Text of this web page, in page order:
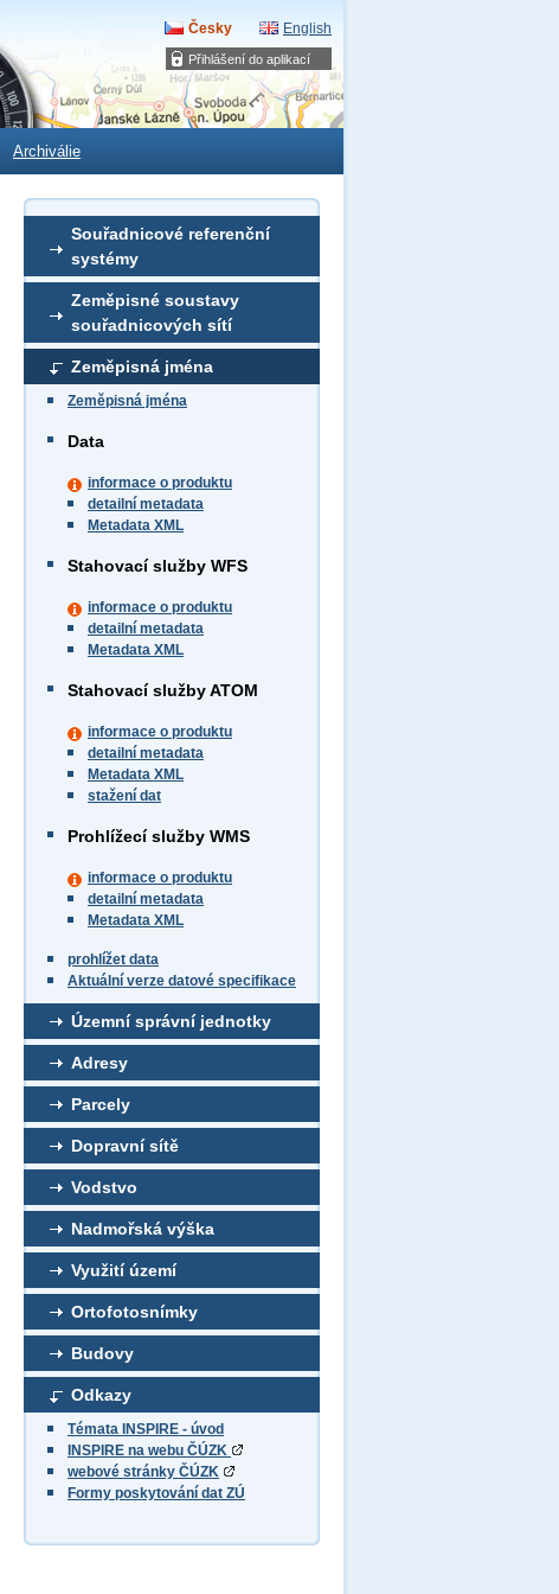
Přihlášení do aplikací
Česky English
Archiválie
Souřadnicové referenční
systémy
Zeměpisné soustavy
souřadnicových sítí
Zeměpisná jména
Zeměpisná jména
Data
informace o produktu
detailní metadata
Metadata XML
Stahovací služby WFS
informace o produktu
detailní metadata
Metadata XML
Stahovací služby ATOM
informace o produktu
detailní metadata
Metadata XML
stažení dat
Prohlížecí služby WMS
informace o produktu
detailní metadata
Metadata XML
prohlížet data
Aktuální verze datové specifikace
Územní správní jednotky
Adresy
Parcely
Dopravní sítě
Vodstvo
Nadmořská výška
Využití území
Ortofotosnímky
Budovy
Odkazy
Témata INSPIRE - úvod
INSPIRE na webu ČÚZK
webové stránky ČÚZK
Formy poskytování dat ZÚ